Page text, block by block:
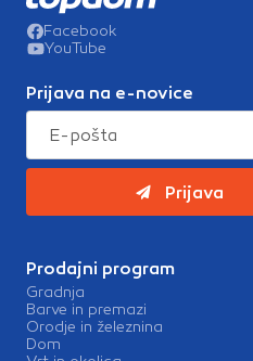
Facebook
YouTube
Prijava na e-novice
Prijava
Prodajni program
Gradnja
Barve in premazi
Orodje in železnina
Dom